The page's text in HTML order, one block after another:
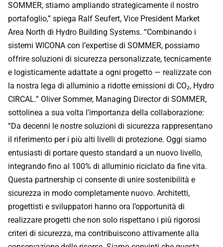
SOMMER, stiamo ampliando strategicamente il nostro
portafoglio,” spiega Ralf Seufert, Vice President Market
Area North di Hydro Building Systems. “Combinando i
sistemi WICONA con l’expertise di SOMMER, possiamo
offrire soluzioni di sicurezza personalizzate, tecnicamente
e logisticamente adattate a ogni progetto — realizzate con
la nostra lega di alluminio a ridotte emissioni di CO₂, Hydro
CIRCAL.” Oliver Sommer, Managing Director di SOMMER,
sottolinea a sua volta l’importanza della collaborazione:
“Da decenni le nostre soluzioni di sicurezza rappresentano
il riferimento per i più alti livelli di protezione. Oggi siamo
entusiasti di portare questo standard a un nuovo livello,
integrando fino al 100% di alluminio riciclato da fine vita.
Questa partnership ci consente di unire sostenibilità e
sicurezza in modo completamente nuovo. Architetti,
progettisti e sviluppatori hanno ora l’opportunità di
realizzare progetti che non solo rispettano i più rigorosi
criteri di sicurezza, ma contribuiscono attivamente alla